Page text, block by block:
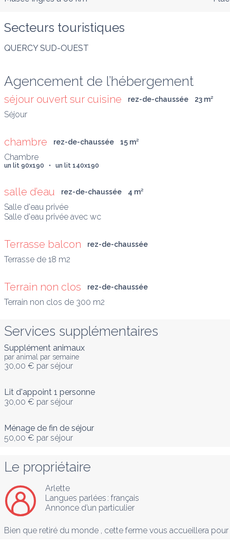
Secteurs touristiques
QUERCY SUD-OUEST
Agencement de l’hébergement
séjour ouvert sur cuisine rez-de-chaussée 23 m²
Séjour
chambre rez-de-chaussée 15 m²
un lit 90x190   •   un lit 140x190
salle d’eau rez-de-chaussée 4 m²
Salle d'eau privée
Salle d'eau privée avec wc
Terrasse balcon rez-de-chaussée
Terrasse de 18 m2
Terrain non clos rez-de-chaussée
Terrain non clos de 300 m2
Services supplémentaires
Supplément animaux
par animal par semaine
30,00 € par séjour
Lit d'appoint 1 personne
30,00 € par séjour
Ménage de fin de séjour
50,00 € par séjour
Le propriétaire
Arlette
Langues parlées : français
Annonce d’un particulier
Bien que retiré du monde , cette ferme vous accueillera